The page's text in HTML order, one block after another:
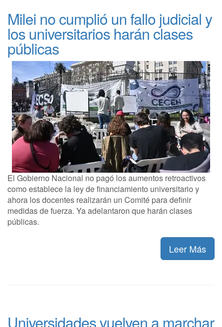
Milei no cumplió un fallo judicial y
los universitarios harán clases
públicas
El Gobierno Nacional no pagó los aumentos retroactivos
como establece la ley de financiamiento universitario y
ahora los docentes realizarán un Comité para definir
medidas de fuerza. Ya adelantaron que harán clases
públicas.
Leer Más
Universidades vuelven a marchar